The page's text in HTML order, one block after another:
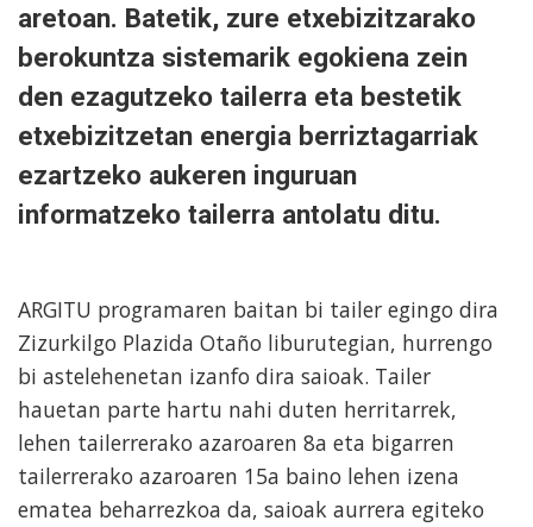
aretoan. Batetik, zure etxebizitzarako
berokuntza sistemarik egokiena zein
den ezagutzeko tailerra eta bestetik
etxebizitzetan energia berriztagarriak
ezartzeko aukeren inguruan
informatzeko tailerra antolatu ditu.
ARGITU programaren baitan bi tailer egingo dira
Zizurkilgo Plazida Otaño liburutegian, hurrengo
bi astelehenetan izanfo dira saioak. Tailer
hauetan parte hartu nahi duten herritarrek,
lehen tailerrerako azaroaren 8a eta bigarren
tailerrerako azaroaren 15a baino lehen izena
ematea beharrezkoa da, saioak aurrera egiteko